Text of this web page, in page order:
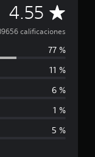
4.55 C
a
calificaciones
77 %
11 %
6 %
1 %
5 %